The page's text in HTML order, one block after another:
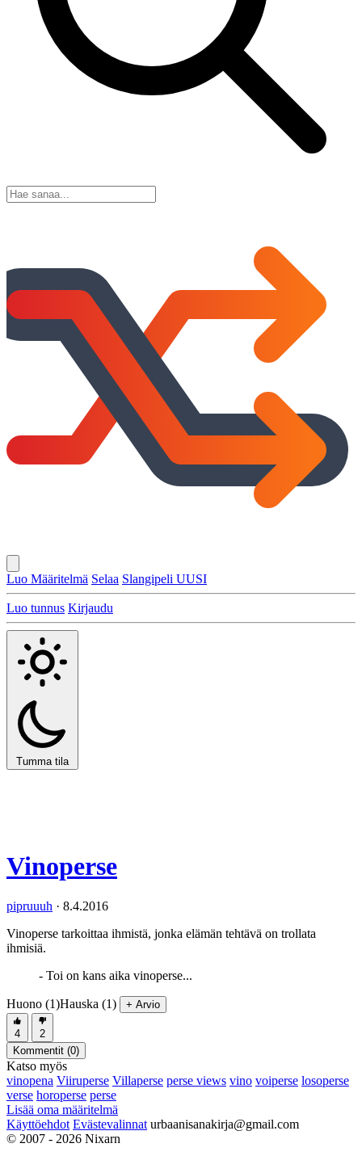
Luo Määritelmä Selaa Slangipeli UUSI
Luo tunnus Kirjaudu
Tumma tila
Vinoperse
pipruuuh · 8.4.2016
Vinoperse tarkoittaa ihmistä, jonka elämän tehtävä on trollata
ihmisiä.
- Toi on kans aika vinoperse...
Huono (1)Hauska (1) + Arvio
4
2
Kommentit (0)
Katso myös
vinopena Viiruperse Villaperse perse views vino voiperse losoperse
verse horoperse perse
Lisää oma määritelmä
Käyttöehdot Evästevalinnat urbaanisanakirja@gmail.com
© 2007 - 2026 Nixarn